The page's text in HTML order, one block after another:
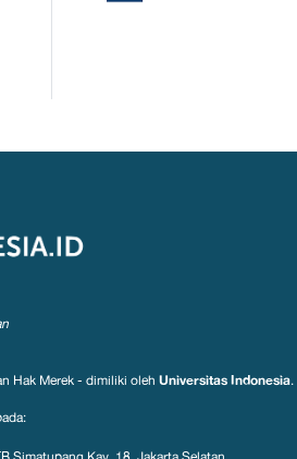
Hak Merek - dimiliki oleh Universitas Indonesia.